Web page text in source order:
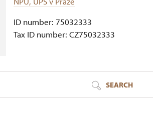
ID number: 75032333
Tax ID number: CZ75032333
SEARCH